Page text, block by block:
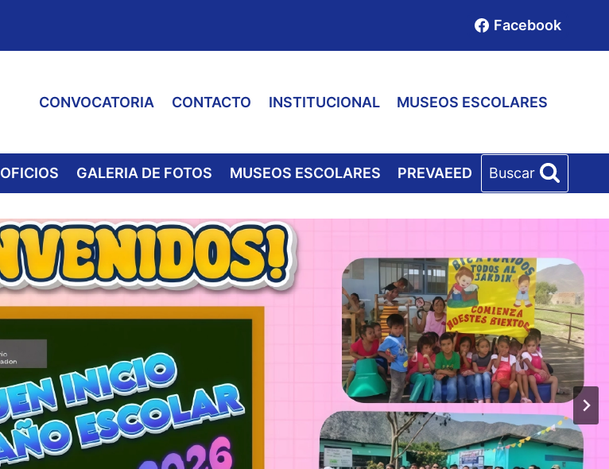
Facebook
CONVOCATORIA CONTACTO INSTITUCIONAL MUSEOS ESCOLARES
OFICIOS GALERIA DE FOTOS MUSEOS ESCOLARES PREVAEED Buscar